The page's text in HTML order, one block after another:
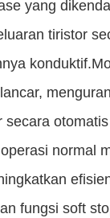
yang
tiristor
normal
fungsi soft